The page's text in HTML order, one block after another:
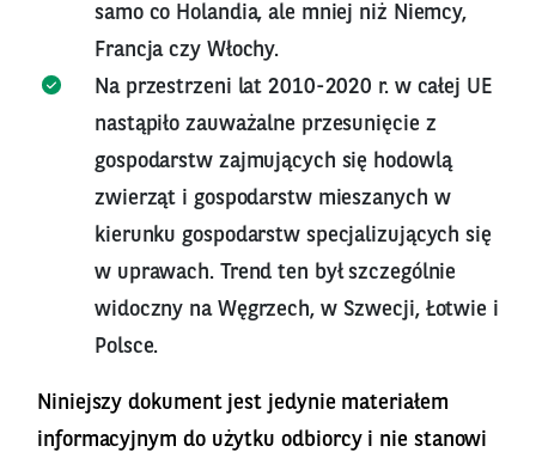
samo co Holandia, ale mniej niż Niemcy,
Francja czy Włochy.
Na przestrzeni lat 2010-2020 r. w całej UE
nastąpiło zauważalne przesunięcie z
gospodarstw zajmujących się hodowlą
zwierząt i gospodarstw mieszanych w
kierunku gospodarstw specjalizujących się
w uprawach. Trend ten był szczególnie
widoczny na Węgrzech, w Szwecji, Łotwie i
Polsce.
Niniejszy dokument jest jedynie materiałem
informacyjnym do użytku odbiorcy i nie stanowi